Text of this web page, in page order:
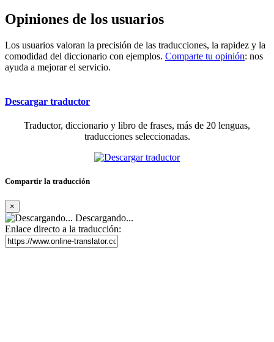
Opiniones de los usuarios
Los usuarios valoran la precisión de las traducciones, la rapidez y la
comodidad del diccionario con ejemplos. Comparte tu opinión: nos
ayuda a mejorar el servicio.
Descargar traductor
Traductor, diccionario y libro de frases, más de 20 lenguas,
traducciones seleccionadas.
Compartir la traducción
×
Descargando...
Enlace directo a la traducción: